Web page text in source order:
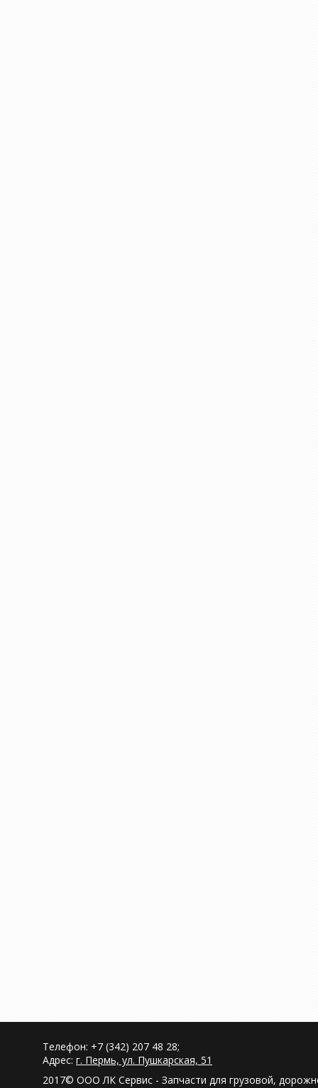
Телефон: +7 (342) 207 48 28;
Адрес: г. Пермь, ул. Пушкарская, 51
2017© ООО ЛК Сервис - Запчасти для грузовой,